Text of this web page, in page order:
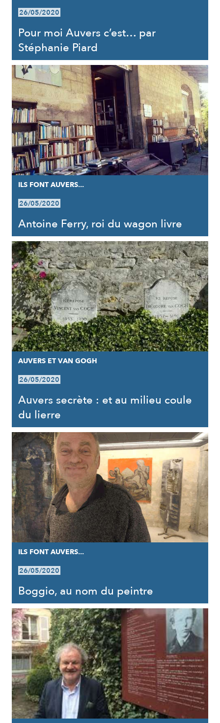
26/05/2020
Pour moi Auvers c’est… par
Stéphanie Piard
ILS FONT AUVERS...
26/05/2020
Antoine Ferry, roi du wagon livre
AUVERS ET VAN GOGH
26/05/2020
Auvers secrète : et au milieu coule
du lierre
ILS FONT AUVERS...
26/05/2020
Boggio, au nom du peintre